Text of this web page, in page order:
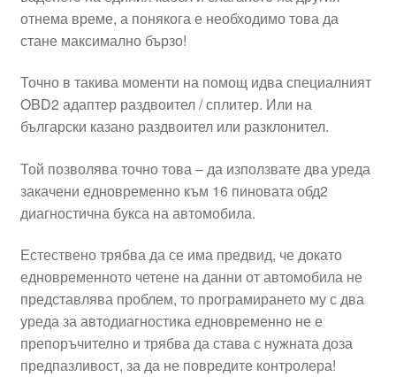
отнема време, а понякога е необходимо това да
стане максимално бързо!
Точно в такива моменти на помощ идва специалният
OBD2 адаптер раздвоител / сплитер. Или на
български казано раздвоител или разклонител.
Той позволява точно това – да използвате два уреда
закачени едновременно към 16 пиновата обд2
диагностична букса на автомобила.
Естествено трябва да се има предвид, че докато
едновременното четене на данни от автомобила не
представлява проблем, то програмирането му с два
уреда за автодиагностика едновременно не е
препоръчително и трябва да става с нужната доза
предпазливост, за да не повредите контролера!